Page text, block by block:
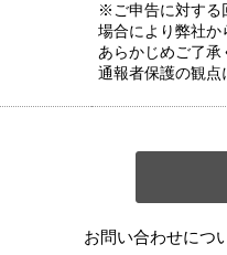
※ご申告に対する
場合により弊社か
あらかじめご了承
通報者保護の観点
お問い合わせにつ